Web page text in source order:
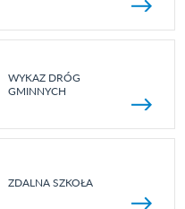
WYKAZ DRÓG
GMINNYCH
ZDALNA SZKOŁA